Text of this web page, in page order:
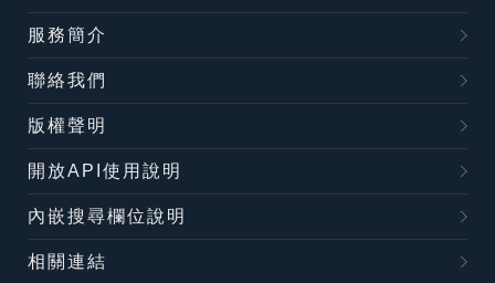
服務簡介
聯絡我們
版權聲明
開放API使用說明
內嵌搜尋欄位說明
相關連結